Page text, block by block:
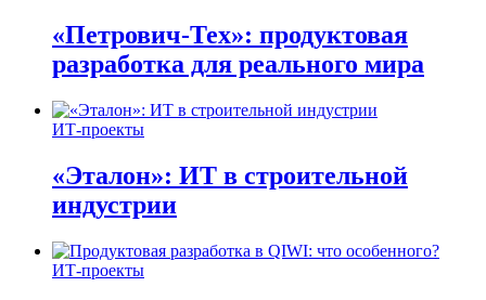
«Петрович-Тех»: продуктовая
разработка для реального мира
ИТ-проекты
«Эталон»: ИТ в строительной
индустрии
ИТ-проекты